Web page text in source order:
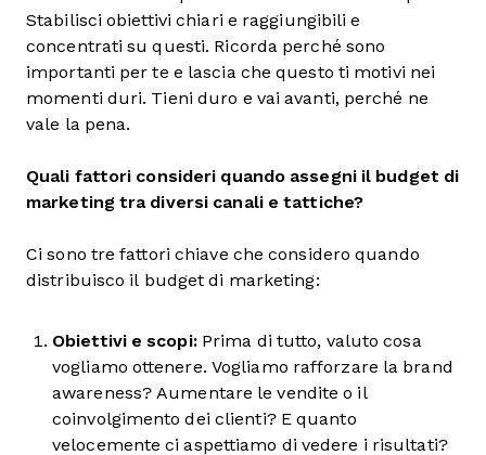
Stabilisci obiettivi chiari e raggiungibili e
concentrati su questi. Ricorda perché sono
importanti per te e lascia che questo ti motivi nei
momenti duri. Tieni duro e vai avanti, perché ne
vale la pena.
Quali fattori consideri quando assegni il budget di
marketing tra diversi canali e tattiche?
Ci sono tre fattori chiave che considero quando
distribuisco il budget di marketing:
Obiettivi e scopi:Prima di tutto, valuto cosa
vogliamo ottenere. Vogliamo rafforzare la brand
awareness? Aumentare le vendite o il
coinvolgimento dei clienti? E quanto
velocemente ci aspettiamo di vedere i risultati?